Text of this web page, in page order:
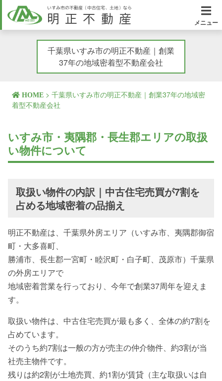
いすみ市の不動産（中古住宅、土地）なら
明正不動産 メニュー
千葉県いすみ市の明正不動産｜創業
37年の地域密着型不動産会社
HOME > 千葉県いすみ市の明正不動産｜創業37年の地域密
着型不動産会社
いすみ市・夷隅郡・長生郡エリアの取扱
い物件について
取扱い物件の内訳｜中古住宅売買が7割を
占める地域密着の品揃え
明正不動産は、千葉県外房エリア（いすみ市、夷隅郡御宿
町・大多喜町、
勝浦市、長生郡一宮町・睦沢町・白子町、茂原市）千葉県
の外房エリアで
地域密着営業を行っており、今年で創業37周年を迎えま
す。
取扱い物件は、中古住宅売買が最も多く、全体の約7割を
占めています。
そのうち約7割は一般の方が売主の仲介物件、約3割が当
社売主物件です。
残りは約2割が土地売買、約1割が賃貸（主な取扱いは自